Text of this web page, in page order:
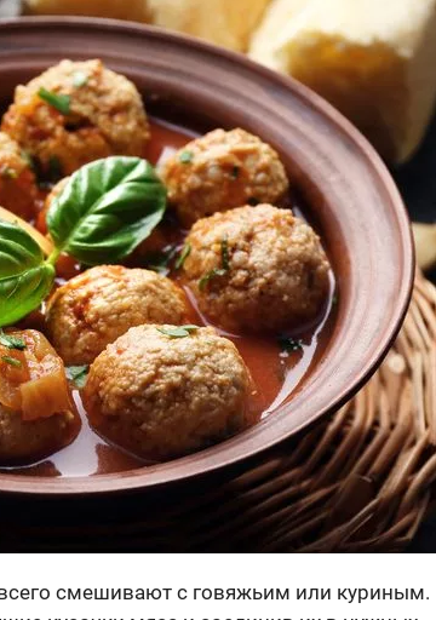
смешивают с говяжьим или куриным.